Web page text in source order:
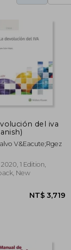
del iva
V&Eacute;Rgez
1 Edition,
New